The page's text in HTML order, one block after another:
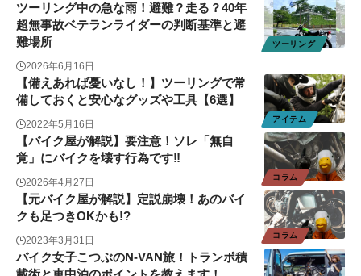
ツーリング
ツーリング中の急な雨！避難？走る？40年
超無事故ベテランライダーの判断基準と避
難場所
2026年6月16日
アイテム
【備えあれば憂いなし！】ツーリングで常
備しておくと安心なグッズや工具【6選】
2022年5月16日
コラム
【バイク屋が解説】要注意！ソレ「無自
覚」にバイクを壊す行為です‼
2026年4月27日
コラム
【元バイク屋が解説】定説崩壊！あのバイ
クも足つきOKかも!?
2023年3月31日
バイク女子こつぶのN-VAN旅！トランポ積